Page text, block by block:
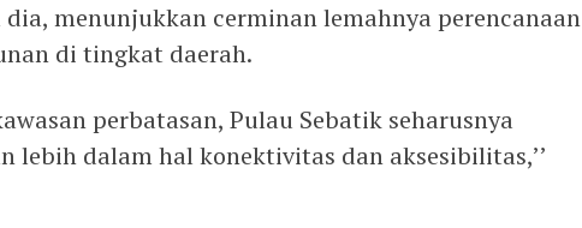
menunjukkan cerminan lemahnya perencanaan
di tingkat daerah.
perbatasan, Pulau Sebatik seharusnya
lebih dalam hal konektivitas dan aksesibilitas,’’